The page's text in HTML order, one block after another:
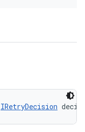
IRetryDecision